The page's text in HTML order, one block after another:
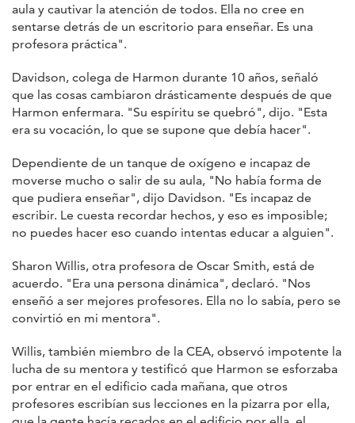
aula y cautivar la atención de todos. Ella no cree en
sentarse detrás de un escritorio para enseñar. Es una
profesora práctica".
Davidson, colega de Harmon durante 10 años, señaló
que las cosas cambiaron drásticamente después de que
Harmon enfermara. "Su espíritu se quebró", dijo. "Esta
era su vocación, lo que se supone que debía hacer".
Dependiente de un tanque de oxígeno e incapaz de
moverse mucho o salir de su aula, "No había forma de
que pudiera enseñar", dijo Davidson. "Es incapaz de
escribir. Le cuesta recordar hechos, y eso es imposible;
no puedes hacer eso cuando intentas educar a alguien".
Sharon Willis, otra profesora de Oscar Smith, está de
acuerdo. "Era una persona dinámica", declaró. "Nos
enseñó a ser mejores profesores. Ella no lo sabía, pero se
convirtió en mi mentora".
Willis, también miembro de la CEA, observó impotente la
lucha de su mentora y testificó que Harmon se esforzaba
por entrar en el edificio cada mañana, que otros
profesores escribían sus lecciones en la pizarra por ella,